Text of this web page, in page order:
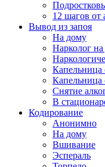
12 шагов от
Вывод из запоя
На дому
Нарколог
Капельница
Капельница
Снятие
В
Кодирование
Анонимно
На дому
Вшивание
Эспераль